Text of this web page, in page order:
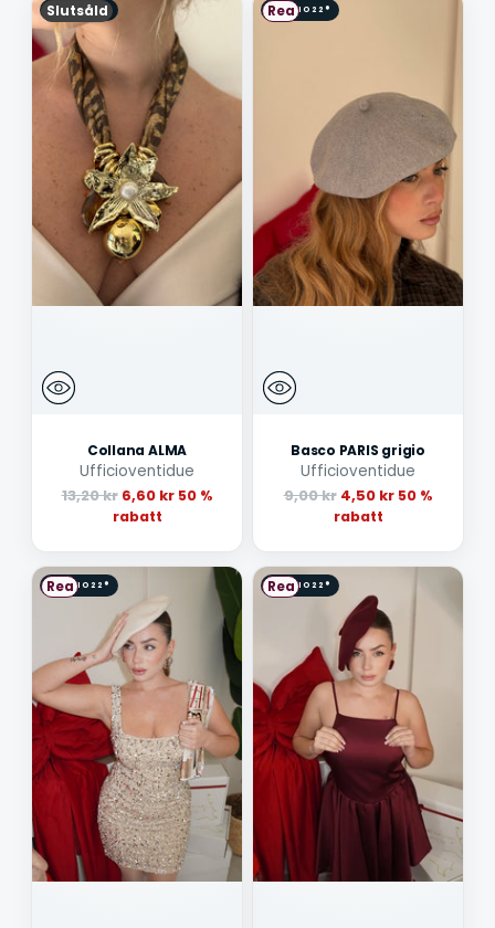
Slutsåld
Collana ALMA
Ufficioventidue
Ordinarie
13,20 kr 6,60 kr 50 %
rabatt
Rea
Basco PARIS grigio
Ufficioventidue
Ordinarie
9,00 kr 4,50 kr 50 %
rabatt
Rea Rea